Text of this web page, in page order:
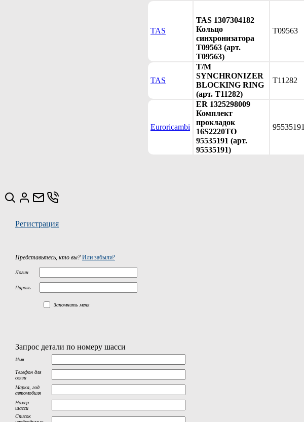
TAS
TAS 1307304182
Кольцо
синхронизатора
T09563 (арт.
T09563)
T09563
TAS
T/M
SYNCHRONIZER
BLOCKING RING
(арт. T11282)
T11282
Euroricambi
ER 1325298009
Комплект
прокладок
16S2220TO
95535191 (арт.
95535191)
95535191
Регистрация
Представьтесь, кто вы? Или забыли?
Логин
Пароль
Запомнить меня
Запрос детали по номеру шасси
Имя
Телефон для
связи
Марка, год
автомобиля
Номер
шасси
Список